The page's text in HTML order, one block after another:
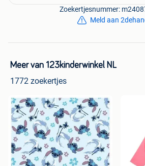
Zoekertjesnummer:
Meld aan
Meer van 123kinderwinkel NL
1772 zoekertjes